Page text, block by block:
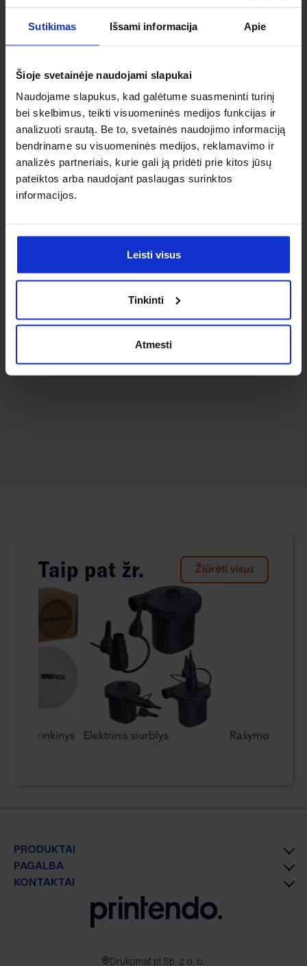
Sutikimas Išsami informacija Apie
Šioje svetainėje naudojami slapukai
Naudojame slapukus, kad galėtume suasmeninti turinį
bei skelbimus, teikti visuomeninės medijos funkcijas ir
analizuoti srautą. Be to, svetainės naudojimo informaciją
bendriname su visuomeninės medijos, reklamavimo ir
analizės partneriais, kurie gali ją pridėti prie kitos jūsų
pateiktos arba naudojant paslaugas surinktos
informacijos.
Leisti visus
Tinkinti
Atmesti
Ieškai
individualaus
sprendimo?
Susisiek su mumis dėl
nestandartinio produkto aptarimo.
Susisiekti
Taip pat žr. Žiūrėti visus
rinkinys Elektrinis siurblys Rašymo
PRODUKTAI
PAGALBA
KONTAKTAI
Drukomat.pl Sp. z o. o.